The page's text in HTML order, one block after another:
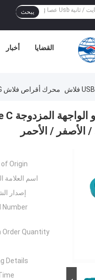
يبحث
أخبار القضايا
محرك أقراص فلاش OTG ذو الواجهة المزدوجة 13g USB 3.0 Type C في اللون الأبيض / الأسود / الأخضر / الأرجواني / الأصفر / الأحمر
الأصفر / الأحمر
Origin:
اسم العلامة
إصدار
Number:
Order Quantity:
Details: